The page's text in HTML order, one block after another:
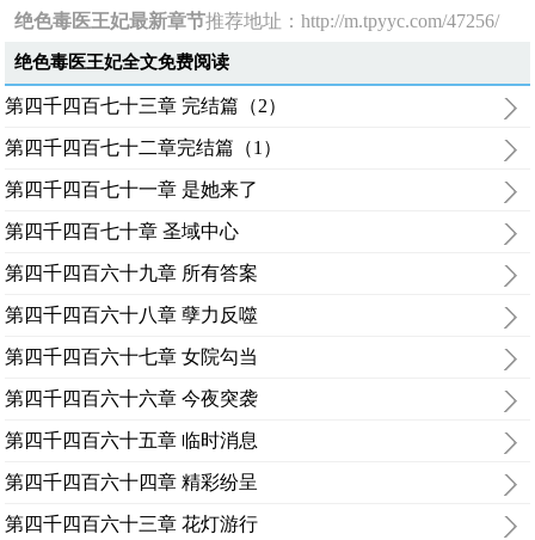
绝色毒医王妃最新章节推荐地址：http://m.tpyyc.com/47256/
绝色毒医王妃全文免费阅读
第四千四百七十三章 完结篇（2）
第四千四百七十二章完结篇（1）
第四千四百七十一章 是她来了
第四千四百七十章 圣域中心
第四千四百六十九章 所有答案
第四千四百六十八章 孽力反噬
第四千四百六十七章 女院勾当
第四千四百六十六章 今夜突袭
第四千四百六十五章 临时消息
第四千四百六十四章 精彩纷呈
第四千四百六十三章 花灯游行